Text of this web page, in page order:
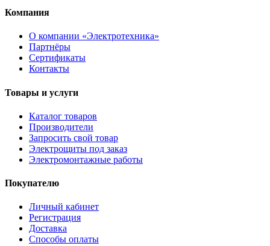
Компания
О компании «Электротехника»
Партнёры
Сертификаты
Контакты
Товары и услуги
Каталог товаров
Производители
Запросить свой товар
Электрощиты под заказ
Электромонтажные работы
Покупателю
Личный кабинет
Регистрация
Доставка
Способы оплаты